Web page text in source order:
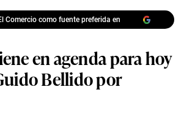
Comercio como fuente preferida en
en agenda para hoy
Bellido por